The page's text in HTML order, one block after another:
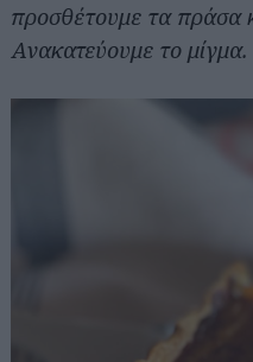
προσθέτουμε τα πράσα
Ανακατεύουμε το μίγμα.